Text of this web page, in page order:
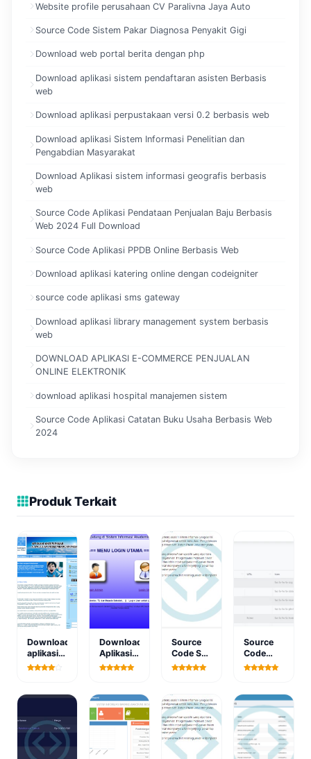
Website profile perusahaan CV Paralivna Jaya Auto
Source Code Sistem Pakar Diagnosa Penyakit Gigi
Download web portal berita dengan php
Download aplikasi sistem pendaftaran asisten Berbasis
web
Download aplikasi perpustakaan versi 0.2 berbasis web
Download aplikasi Sistem Informasi Penelitian dan
Pengabdian Masyarakat
Download Aplikasi sistem informasi geografis berbasis
web
Source Code Aplikasi Pendataan Penjualan Baju Berbasis
Web 2024 Full Download
Source Code Aplikasi PPDB Online Berbasis Web
Download aplikasi katering online dengan codeigniter
source code aplikasi sms gateway
Download aplikasi library management system berbasis
web
DOWNLOAD APLIKASI E-COMMERCE PENJUALAN
ONLINE ELEKTRONIK
download aplikasi hospital manajemen sistem
Source Code Aplikasi Catatan Buku Usaha Berbasis Web
2024
Produk Terkait
Download
aplikasi
sistem
pada
berbasis
web
Download
Aplikasi
Siakad
Dengan
CodeIgniter
Source
Code SP
Penyakit
Forward
Chaining
Source
Code
Aplikasi
Web